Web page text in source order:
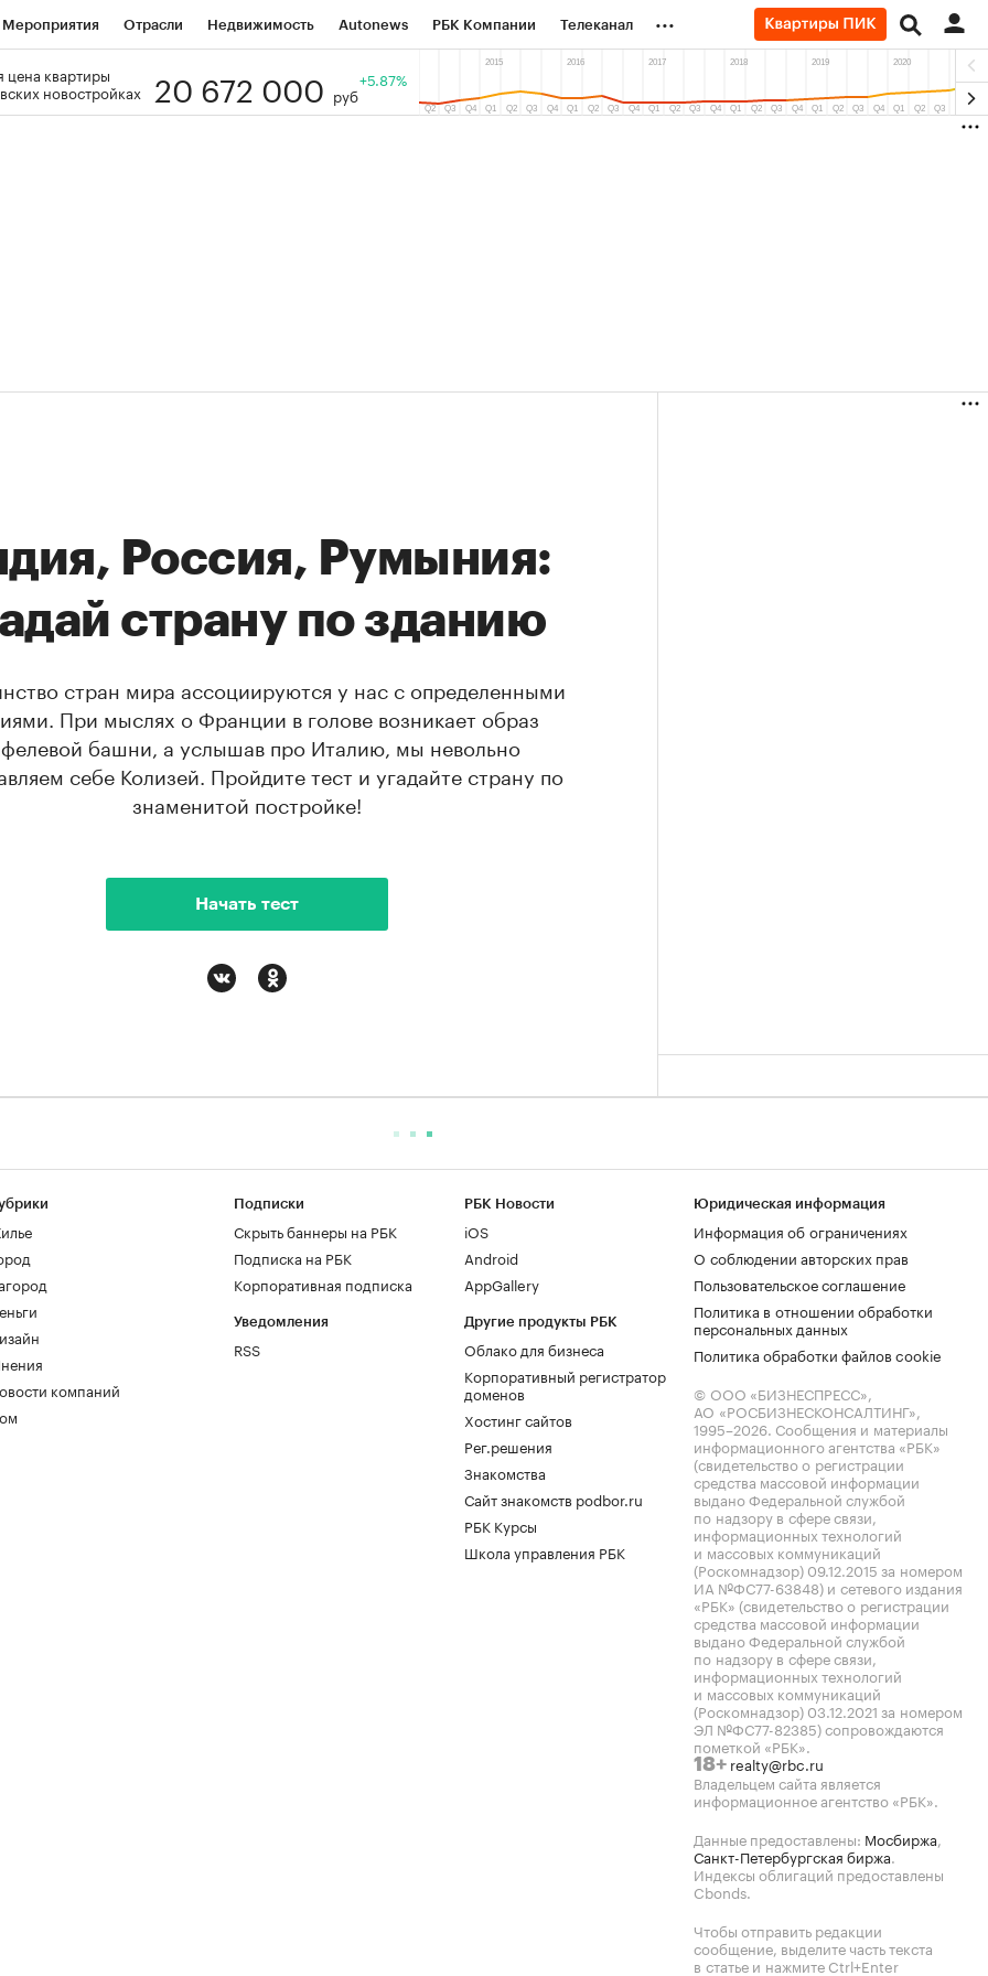
Мероприятия Отрасли Недвижимость Autonews РБК Компании Телеканал
РБК Образование Тренды
...
цена квартиры
новостройках
20 672 000 руб
+5.87%
Россия, Румыния:
страну по зданию
стран мира ассоциируются у нас с определенными
При мыслях о Франции в голове возникает образ
башни, а услышав про Италию, мы невольно
себе Колизей. Пройдите тест и угадайте страну по
знаменитой постройке!
Начать тест
компаний
Подписки
Скрыть баннеры на РБК
Подписка на РБК
Корпоративная подписка
Уведомления
RSS
РБК Новости
iOS
Android
AppGallery
Другие продукты РБК
Облако для бизнеса
Корпоративный регистратор
доменов
Хостинг сайтов
Рег.решения
Знакомства
Сайт знакомств podbor.ru
РБК Курсы
Школа управления РБК
Юридическая информация
Информация об ограничениях
О соблюдении авторских прав
Пользовательское соглашение
Политика в отношении обработки
персональных данных
Политика обработки файлов cookie
© ООО «БИЗНЕСПРЕСС»,
АО «РОСБИЗНЕСКОНСАЛТИНГ»,
1995–2026. Сообщения и материалы
информационного агентства «РБК»
(свидетельство о регистрации
средства массовой информации
выдано Федеральной службой
по надзору в сфере связи,
информационных технологий
и массовых коммуникаций
(Роскомнадзор) 09.12.2015 за номером
ИА №ФС77-63848) и сетевого издания
«РБК» (свидетельство о регистрации
средства массовой информации
выдано Федеральной службой
по надзору в сфере связи,
информационных технологий
и массовых коммуникаций
(Роскомнадзор) 03.12.2021 за номером
ЭЛ №ФС77-82385) сопровождаются
пометкой «РБК».
18+ realty@rbc.ru
Владельцем сайта является
информационное агентство «РБК».
Данные предоставлены: Мосбиржа,
Санкт-Петербургская биржа.
Индексы облигаций предоставлены
Cbonds.
Чтобы отправить редакции
сообщение, выделите часть текста
в статье и нажмите Ctrl+Enter